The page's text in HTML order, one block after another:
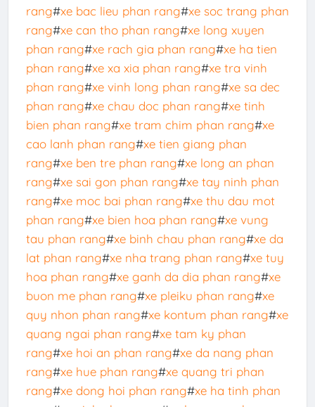
rang#xe bac lieu phan rang#xe soc trang phan
rang#xe can tho phan rang#xe long xuyen
phan rang#xe rach gia phan rang#xe ha tien
phan rang#xe xa xia phan rang#xe tra vinh
phan rang#xe vinh long phan rang#xe sa dec
phan rang#xe chau doc phan rang#xe tinh
bien phan rang#xe tram chim phan rang#xe
cao lanh phan rang#xe tien giang phan
rang#xe ben tre phan rang#xe long an phan
rang#xe sai gon phan rang#xe tay ninh phan
rang#xe moc bai phan rang#xe thu dau mot
phan rang#xe bien hoa phan rang#xe vung
tau phan rang#xe binh chau phan rang#xe da
lat phan rang#xe nha trang phan rang#xe tuy
hoa phan rang#xe ganh da dia phan rang#xe
buon me phan rang#xe pleiku phan rang#xe
quy nhon phan rang#xe kontum phan rang#xe
quang ngai phan rang#xe tam ky phan
rang#xe hoi an phan rang#xe da nang phan
rang#xe hue phan rang#xe quang tri phan
rang#xe dong hoi phan rang#xe ha tinh phan